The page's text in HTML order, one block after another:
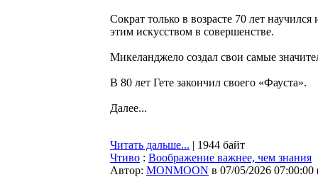
Сократ только в возрасте 70 лет
этим искусством в совершенстве.
Микеланджело создал свои самые
В 80 лет Гете закончил своего «Фауста».
Далее...
Читать дальше... | 1944 байт
Чтиво : Воображение важнее, чем знания
Автор: MONMOON в 07/05/2026 07:00:00